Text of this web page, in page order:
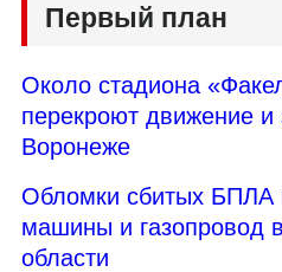
Первый план
Около стадиона
перекроют движение и
Воронеже
Обломки сбитых БПЛА
машины и газопровод
области